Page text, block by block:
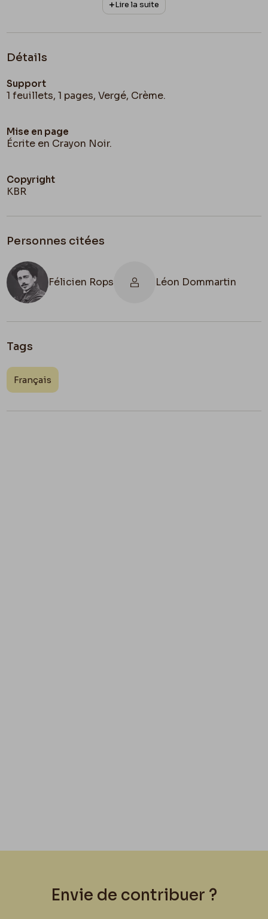
Lire la suite
Détails
Support
1 feuillets, 1 pages, Vergé, Crème.
Mise en page
Écrite en Crayon Noir.
Copyright
KBR
Personnes citées
Félicien Rops Léon Dommartin
Tags
Français
Envie de contribuer ?